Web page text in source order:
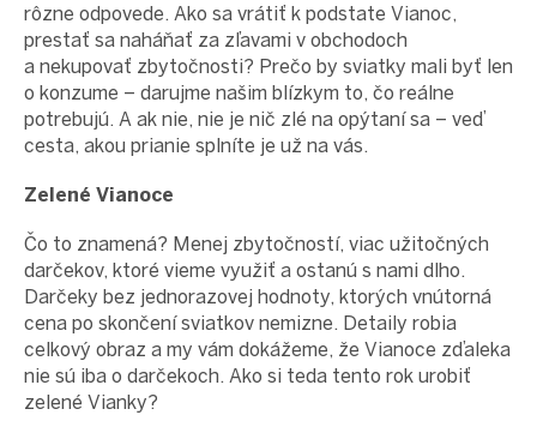
Novinky
Eko
fľaše
Starostlivosť
o telo
proEXPORT_sk
Eko
Čo má
teraz
zelenú
Ekodrogéria
Darčeky
Bezodpadová
kancelária
rôzne odpovede. Ako sa vrátiť k podstate Vianoc,
prestať sa naháňať za zľavami v obchodoch
a nekupovať zbytočnosti? Prečo by sviatky mali byť len
o konzume – darujme našim blízkym to, čo reálne
potrebujú. A ak nie, nie je nič zlé na opýtaní sa – veď
cesta, akou prianie splníte je už na vás.
Zelené Vianoce
Čo to znamená? Menej zbytočností, viac užitočných
darčekov, ktoré vieme využiť a ostanú s nami dlho.
Darčeky bez jednorazovej hodnoty, ktorých vnútorná
cena po skončení sviatkov nemizne. Detaily robia
celkový obraz a my vám dokážeme, že Vianoce zďaleka
nie sú iba o darčekoch. Ako si teda tento rok urobiť
zelené Vianky?